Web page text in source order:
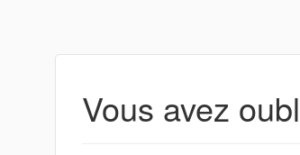
Vous avez